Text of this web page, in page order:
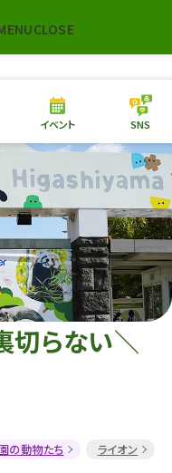
CLOSE
本日の開園情報 チケ
園内MAP イベント
総合案内
物園 植物園
生プラン
東山動植物園
への支援
境教育
イベント SNS
らない＼
の動物たち ライオン